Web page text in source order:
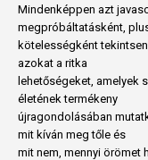
Mindenképpen azt
megpróbáltatásként,
kötelességként
azokat a ritka
lehetőségeket, amelyek
életének termékeny
újragondolásában
mit kíván meg tőle és
mit nem, mennyi örömet